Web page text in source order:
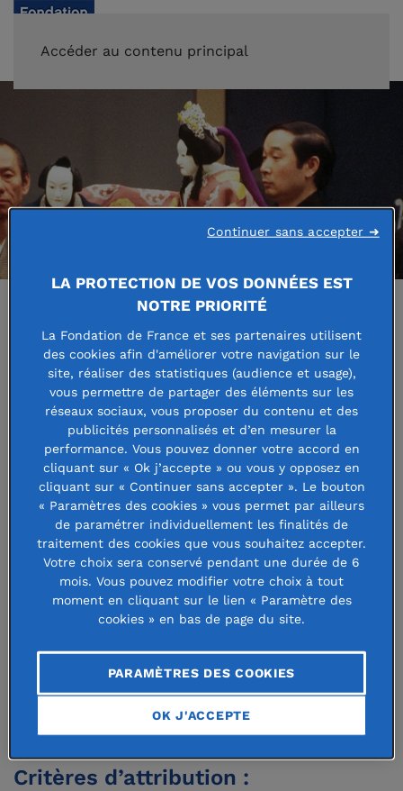
Accéder au contenu principal
Accueil Guide des bourses
Fondation pour l'Etude de
la Langue et de la
Civilisation japonaises
9 septembre 2021
Fondation pour l'étude de la langue et de la civilisation
attribue des bourses de mobilité à des étudiants
dans le cadre d'un séjour linguistique au Japon.
Critères d’attribution :
LA PROTECTION DE VOS DONNÉES EST
NOTRE PRIORITÉ
La Fondation de France et ses partenaires utilisent
des cookies afin d'améliorer votre navigation sur le
site, réaliser des statistiques (audience et usage),
vous permettre de partager des éléments sur les
réseaux sociaux, vous proposer du contenu et des
publicités personnalisés et d’en mesurer la
performance. Vous pouvez donner votre accord en
cliquant sur « Ok j’accepte » ou vous y opposez en
cliquant sur « Continuer sans accepter ». Le bouton
« Paramètres des cookies » vous permet par ailleurs
de paramétrer individuellement les finalités de
traitement des cookies que vous souhaitez accepter.
Votre choix sera conservé pendant une durée de 6
mois. Vous pouvez modifier votre choix à tout
moment en cliquant sur le lien « Paramètre des
cookies » en bas de page du site.
PARAMÈTRES DES COOKIES
OK J'ACCEPTE
Continuer sans accepter ➜